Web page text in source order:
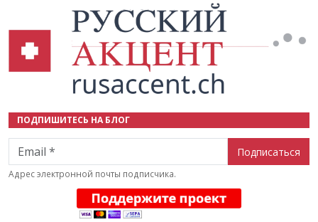
ПОДПИШИТЕСЬ НА БЛОГ
Email
Адрес электронной почты подписчика.